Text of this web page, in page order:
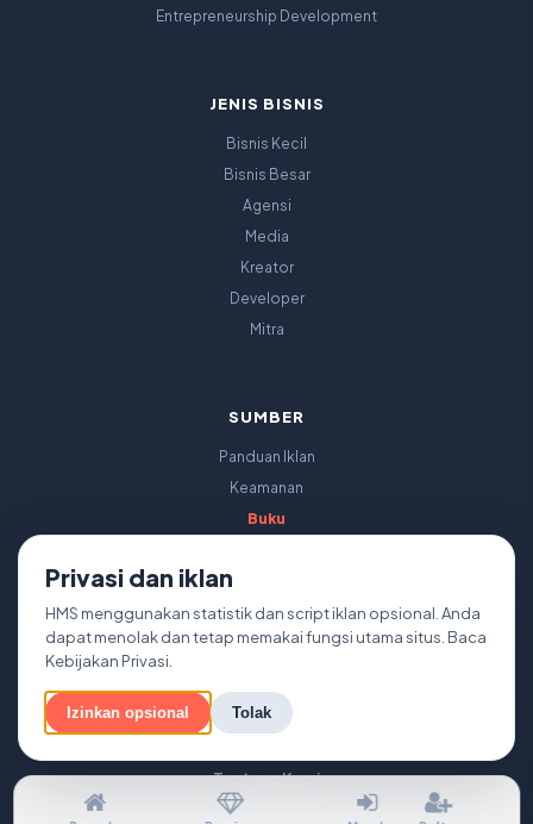
Entrepreneurship Development
JENIS BISNIS
Bisnis Kecil
Bisnis Besar
Agensi
Media
Kreator
Developer
Mitra
SUMBER
Panduan Iklan
Keamanan
Buku
Peta Situs
Tentang Kami
Kebijakan Privasi
Persyaratan Layanan
Privasi dan iklan
HMS menggunakan statistik dan script iklan opsional. Anda
dapat menolak dan tetap memakai fungsi utama situs. Baca
Kebijakan Privasi
Izinkan opsional Tolak